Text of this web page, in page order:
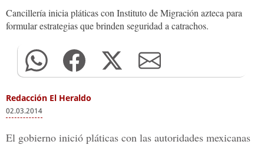
Cancillería inicia pláticas con Instituto de Migración azteca para
formular estrategias que brinden seguridad a catrachos.
Redacción El Heraldo
02.03.2014
El gobierno inició pláticas con las autoridades mexicanas